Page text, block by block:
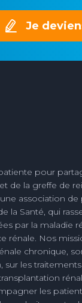
Je
pour
de la greffe de
association de
la Santé, qui
par la maladie
rénale. Nos
chronique,
sur les
les